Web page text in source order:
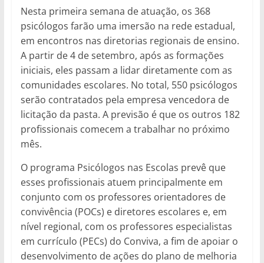
Nesta primeira semana de atuação, os 368
psicólogos farão uma imersão na rede estadual,
em encontros nas diretorias regionais de ensino.
A partir de 4 de setembro, após as formações
iniciais, eles passam a lidar diretamente com as
comunidades escolares. No total, 550 psicólogos
serão contratados pela empresa vencedora de
licitação da pasta. A previsão é que os outros 182
profissionais comecem a trabalhar no próximo
mês.
O programa Psicólogos nas Escolas prevê que
esses profissionais atuem principalmente em
conjunto com os professores orientadores de
convivência (POCs) e diretores escolares e, em
nível regional, com os professores especialistas
em currículo (PECs) do Conviva, a fim de apoiar o
desenvolvimento de ações do plano de melhoria